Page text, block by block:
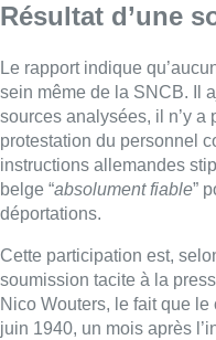
Résultat d’une
Le rapport indique
sein même de la SNCB. Il
sources analysées, il n’y a
protestation du personnel
instructions allemandes
belge “absolument fiable”
déportations.
Cette participation est,
soumission tacite à la
Nico Wouters, le fait que
juin 1940, un mois après